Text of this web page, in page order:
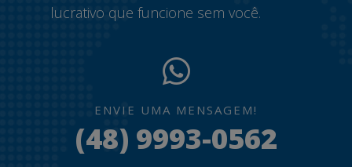
lucrativo que funcione sem você.
ENVIE UMA MENSAGEM!
(48) 9993-0562